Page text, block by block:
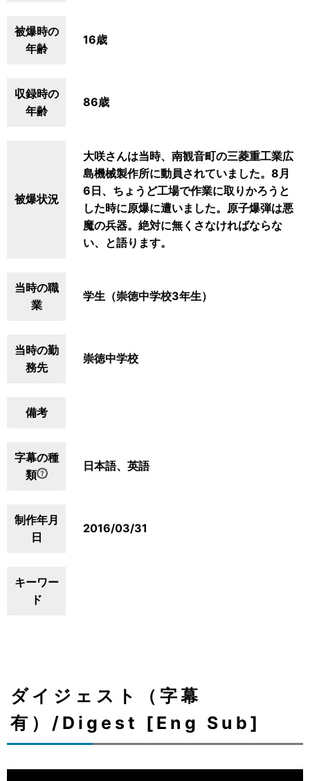
被爆時の
年齢
16歳
収録時の
年齢
86歳
被爆状況
大咲さんは当時、南観音町の三菱重工業広
島機械製作所に動員されていました。8月
6日、ちょうど工場で作業に取りかろうと
した時に原爆に遭いました。原子爆弾は悪
魔の兵器。絶対に無くさなければならな
い、と語ります。
当時の職
業
学生（崇徳中学校3年生）
当時の勤
務先
崇徳中学校
備考
字幕の種
類
日本語、英語
制作年月
日
2016/03/31
キーワー
ド
ダイジェスト（字幕
有）/Digest [Eng Sub]